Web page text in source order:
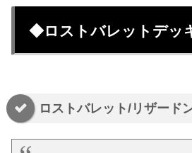
◆ロストバレットデッ
ロストバレット/リザード